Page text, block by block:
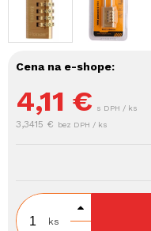
Cena na e-shope:
4,11 € s DPH / ks
3,3415 € bez DPH / ks
ks